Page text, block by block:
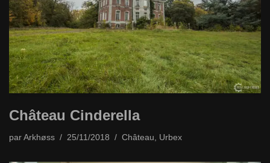
Château Cinderella
par Arkhøss 25/11/2018 Château, Urbex